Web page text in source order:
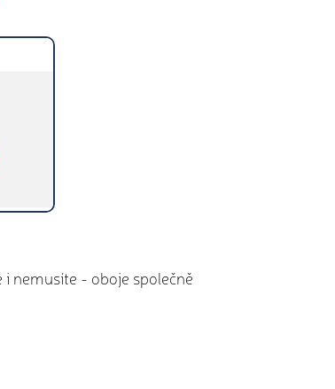
i nemusíte - oboje společně